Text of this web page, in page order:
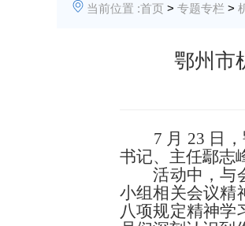
当前位置 :首页 > 专题专栏 >
鄂州市
7 月 23 日
书记、主任鄢志
活动中，与
小组相关会议精
八项规定精神学